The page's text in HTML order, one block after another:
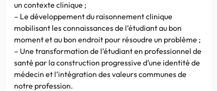
un contexte clinique ;
– Le développement du raisonnement clinique
mobilisant les connaissances de l’étudiant au bon
moment et au bon endroit pour résoudre un problème ;
– Une transformation de l’étudiant en professionnel de
santé par la construction progressive d’une identité de
médecin et l’intégration des valeurs communes de
notre profession.